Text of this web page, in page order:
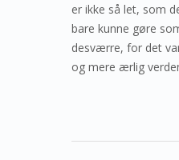
er ikke så let, som
bare kunne gøre
desværre, for det
og mere ærlig